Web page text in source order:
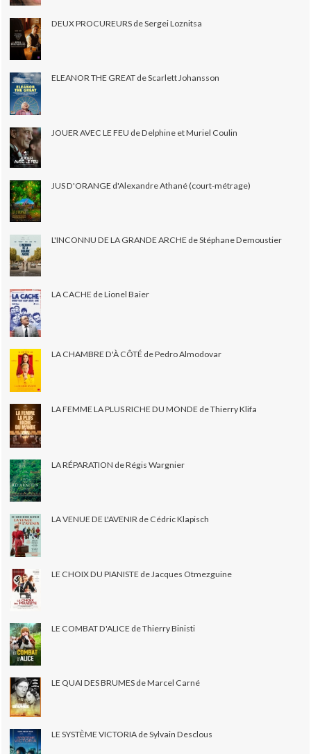
DEUX PROCUREURS de Sergei Loznitsa
ELEANOR THE GREAT de Scarlett Johansson
JOUER AVEC LE FEU de Delphine et Muriel Coulin
JUS D'ORANGE d'Alexandre Athané (court-métrage)
L'INCONNU DE LA GRANDE ARCHE de Stéphane Demoustier
LA CACHE de Lionel Baier
LA CHAMBRE D'À CÔTÉ de Pedro Almodovar
LA FEMME LA PLUS RICHE DU MONDE de Thierry Klifa
LA RÉPARATION de Régis Wargnier
LA VENUE DE L'AVENIR de Cédric Klapisch
LE CHOIX DU PIANISTE de Jacques Otmezguine
LE COMBAT D'ALICE de Thierry Binisti
LE QUAI DES BRUMES de Marcel Carné
LE SYSTÈME VICTORIA de Sylvain Desclous